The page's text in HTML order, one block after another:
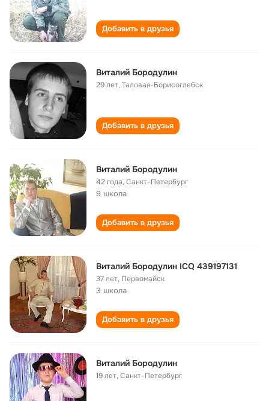
Добавить в друзья
Виталий Бородулин
29 лет,Таловая-Борисоглебск
Добавить в друзья
Виталий Бородулин
42 года,Санкт-Петербург
9 школа
Добавить в друзья
Виталий Бородулин ICQ 439197131
37 лет, Первомайск
3 школа
Добавить в друзья
Виталий Бородулин
19 лет,Санкт-Петербург